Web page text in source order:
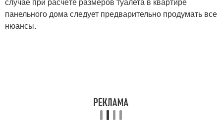
панельного дома следует предварительно продумать все
нюансы.